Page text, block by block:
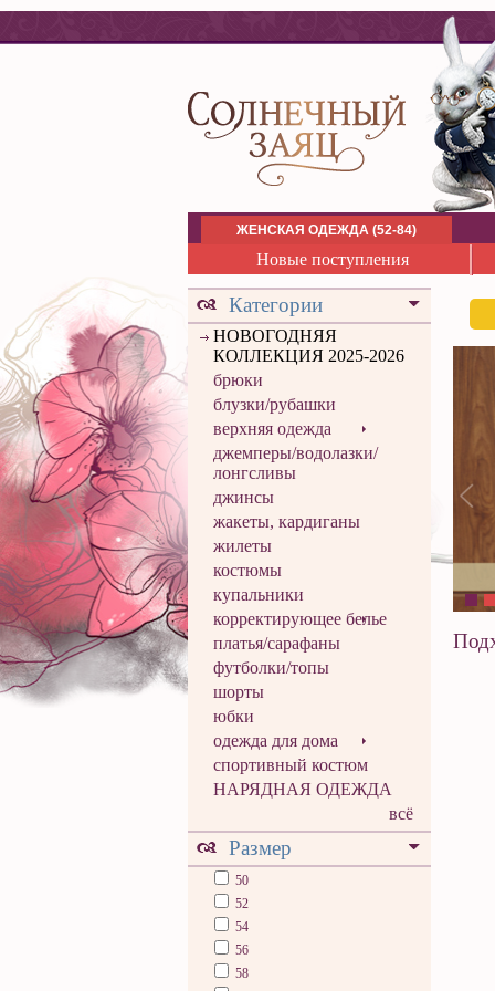
ЖЕНСКАЯ ОДЕЖДА (52-84)
Новые поступления
Категории
НОВОГОДНЯЯ
КОЛЛЕКЦИЯ 2025-2026
брюки
блузки/рубашки
верхняя одежда
джемперы/водолазки/
лонгсливы
джинсы
жакеты, кардиганы
жилеты
костюмы
купальники
корректирующее белье
платья/сарафаны
футболки/топы
шорты
юбки
одежда для дома
спортивный костюм
НАРЯДНАЯ ОДЕЖДА
всё
Размер
50
52
54
56
58